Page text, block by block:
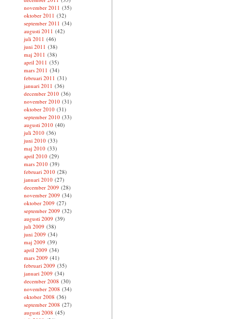
november 2011 (35)
oktober 2011 (32)
september 2011 (34)
augusti 2011 (42)
juli 2011 (46)
juni 2011 (38)
maj 2011 (38)
april 2011 (35)
mars 2011 (34)
februari 2011 (31)
januari 2011 (36)
december 2010(36)
november 2010(31)
oktober 2010(31)
september 2010(33)
augusti 2010(40)
juli 2010(36)
juni 2010(33)
maj 2010(33)
april 2010(29)
mars 2010(39)
februari 2010(28)
januari 2010(27)
december 2009 (28)
november 2009 (34)
oktober 2009 (27)
september 2009 (32)
augusti 2009 (39)
juli 2009 (38)
juni 2009 (34)
maj 2009 (39)
april 2009 (34)
mars 2009 (41)
februari 2009 (35)
januari 2009 (34)
december 2008 (30)
november 2008 (34)
oktober 2008 (36)
september 2008 (27)
augusti 2008 (45)